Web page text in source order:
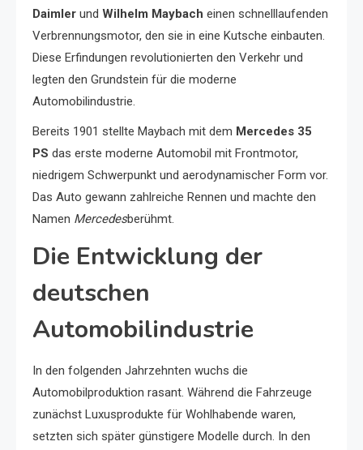
Daimler und Wilhelm Maybach einen schnelllaufenden
Verbrennungsmotor, den sie in eine Kutsche einbauten.
Diese Erfindungen revolutionierten den Verkehr und
legten den Grundstein für die moderne
Automobilindustrie.
Bereits 1901 stellte Maybach mit dem Mercedes 35
PS das erste moderne Automobil mit Frontmotor,
niedrigem Schwerpunkt und aerodynamischer Form vor.
Das Auto gewann zahlreiche Rennen und machte den
Namen Mercedesberühmt.
Die Entwicklung der
deutschen
Automobilindustrie
In den folgenden Jahrzehnten wuchs die
Automobilproduktion rasant. Während die Fahrzeuge
zunächst Luxusprodukte für Wohlhabende waren,
setzten sich später günstigere Modelle durch. In den